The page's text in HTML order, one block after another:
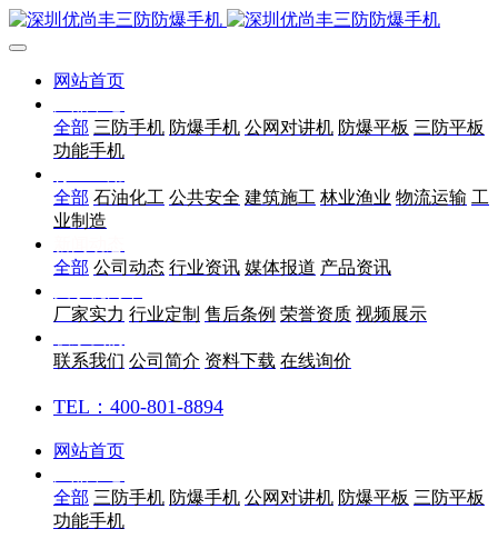
网站首页
全部 三防手机 防爆手机 公网对讲机 防爆平板 三防平板
功能手机
全部 石油化工 公共安全 建筑施工 林业渔业 物流运输 工
业制造
全部 公司动态 行业资讯 媒体报道 产品资讯
厂家实力 行业定制 售后条例 荣誉资质 视频展示
联系我们 公司简介 资料下载 在线询价
TEL：400-801-8894
网站首页
全部 三防手机 防爆手机 公网对讲机 防爆平板 三防平板
功能手机